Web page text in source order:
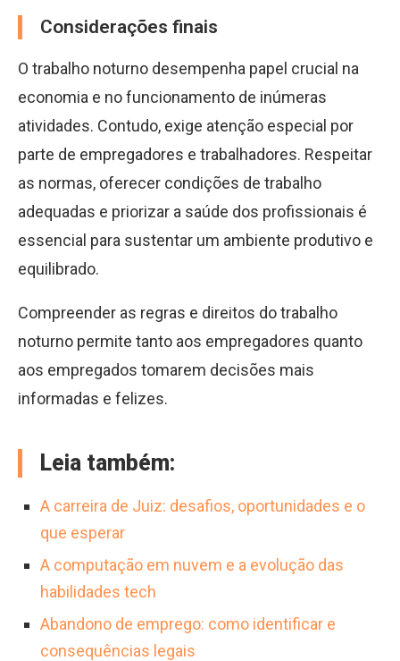
Considerações finais
O trabalho noturno desempenha papel crucial na
economia e no funcionamento de inúmeras
atividades. Contudo, exige atenção especial por
parte de empregadores e trabalhadores. Respeitar
as normas, oferecer condições de trabalho
adequadas e priorizar a saúde dos profissionais é
essencial para sustentar um ambiente produtivo e
equilibrado.
Compreender as regras e direitos do trabalho
noturno permite tanto aos empregadores quanto
aos empregados tomarem decisões mais
informadas e felizes.
Leia também:
A carreira de Juiz: desafios, oportunidades e o
que esperar
A computação em nuvem e a evolução das
habilidades tech
Abandono de emprego: como identificar e
consequências legais